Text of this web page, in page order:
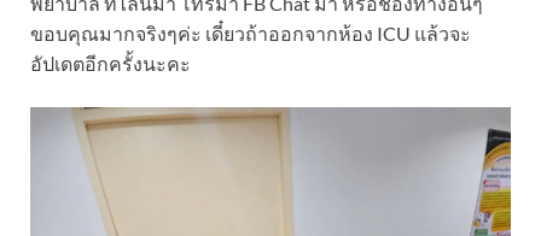
ขอบคุณมากจริงๆค่ะ เดี๋ยวถ้าออกจากห้อง ICU แล้วจะ
อัปเดตอีกครั้งนะคะ